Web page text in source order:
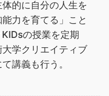
体的に自分の人生を
力を育てる」こと
の授業を定期
学クリエイティブ
講義も行う。